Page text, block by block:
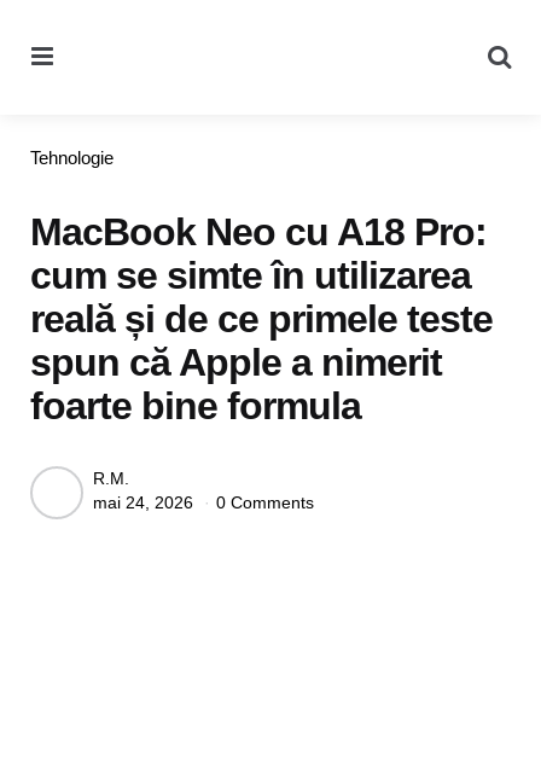
Categories
Tehnologie
MacBook Neo cu A18 Pro:
cum se simte în utilizarea
reală și de ce primele teste
spun că Apple a nimerit
foarte bine formula
Posted
by
R.M.
mai 24, 2026
0 Comments